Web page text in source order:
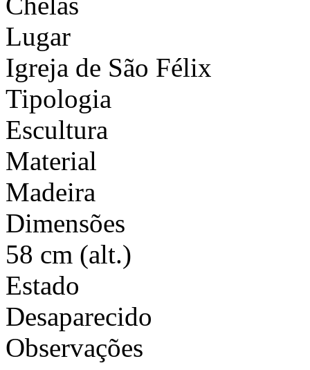
Lugar
Igreja de São Félix
Tipologia
Escultura
Material
Madeira
Dimensões
58 cm (alt.)
Estado
Desaparecido
Observações